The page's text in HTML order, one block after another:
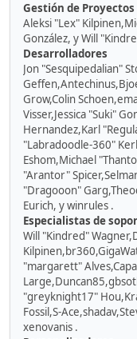
Gestión de Proyectos
Aleksi "Lex"
González, y Will
Desarrolladores
Jon "Sesquipedalian"
Grow,Colin
Visser,Jessica "Suki"
Hernandez,Karl
"Labradoodle-360"
Eshom,Michael
"Arantor"
"Dragooon"
Eurich, y winrules .
Especialistas de
Will "Kindred"
"margarett"
"greyknight17"
Fossil,S-
xenovanis .